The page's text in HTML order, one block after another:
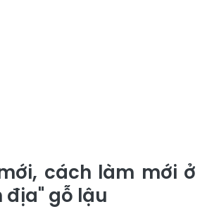
cách làm mới ở
địa" gỗ lậu